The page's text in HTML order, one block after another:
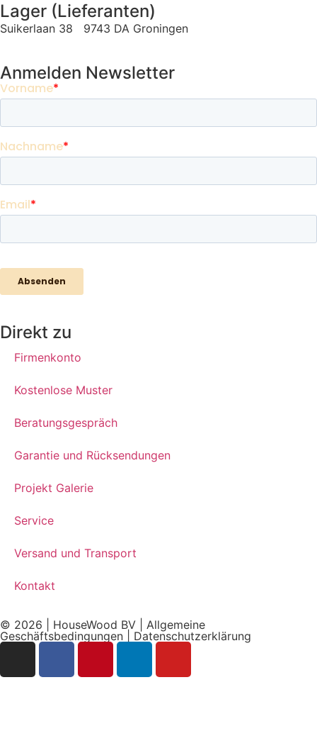
Lager (Lieferanten)
Suikerlaan 38 9743 DA Groningen
Anmelden Newsletter
Direkt zu
Firmenkonto
Kostenlose Muster
Beratungsgespräch
Garantie und Rücksendungen
Projekt Galerie
Service
Versand und Transport
Kontakt
© 2026 | HouseWood BV | Allgemeine
Geschäftsbedingungen
Datenschutzerklärung